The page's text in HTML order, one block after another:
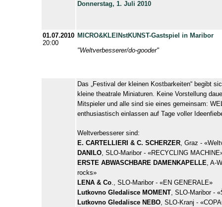
Donnerstag, 1. Juli 2010
01.07.2010
20:00
MICRO&KLEINstKUNST-Gastspiel in Maribor
"Weltverbesserer/do-gooder"
Das „Festival der kleinen Kostbarkeiten“ begibt
kleine theatrale Miniaturen. Keine Vorstellung
Mitspieler und alle sind sie eines gemeinsam:
enthusiastisch einlassen auf Tage voller
Weltverbesserer sind:
E. CARTELLIERI & C. SCHERZER, Graz -
DANILO, SLO-Maribor - «RECYCLING
ERSTE ABWASCHBARE DAMENKAPELLE, A-
rocks»
LENA & Co., SLO-Maribor - «EN GENERALE»
Lutkovno Gledalisce MOMENT, SLO-Maribor -
Lutkovno Gledalisce NEBO, SLO-Kranj -